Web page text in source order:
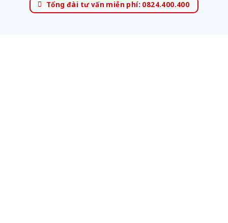
Tổng đài tư vấn miễn phí: 0824.400.400